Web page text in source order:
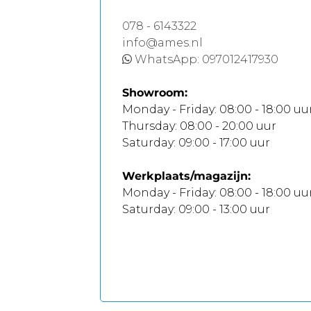
078 - 6143322
info@ames.nl
WhatsApp: 097012417930
Showroom:
Monday - Friday: 08:00 - 18:00
Thursday: 08:00 - 20:00 uur
Saturday: 09:00 - 17:00 uur
Werkplaats/magazijn:
Monday - Friday: 08:00 - 18:00
Saturday: 09:00 - 13:00 uur